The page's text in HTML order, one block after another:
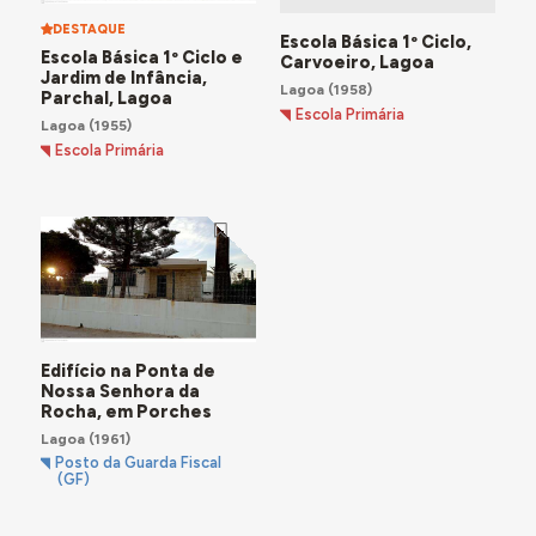
DESTAQUE
Escola Básica 1º Ciclo e
Jardim de Infância,
Parchal, Lagoa
Lagoa(1955)
Escola Primária
Escola Básica 1º Ciclo,
Carvoeiro, Lagoa
Lagoa(1958)
Escola Primária
Edifício na Ponta de
Nossa Senhora da
Rocha, em Porches
Lagoa(1961)
Posto da Guarda Fiscal
(GF)